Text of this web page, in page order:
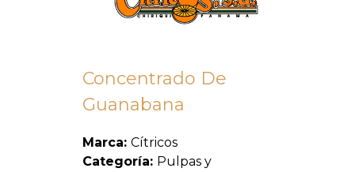
Concentrado De
Guanabana
Marca: Cítricos
Categoría: Pulpas y